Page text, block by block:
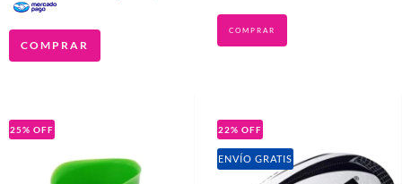
COMPRAR
25% OFF 22% OFF
ENVÍO GRATIS